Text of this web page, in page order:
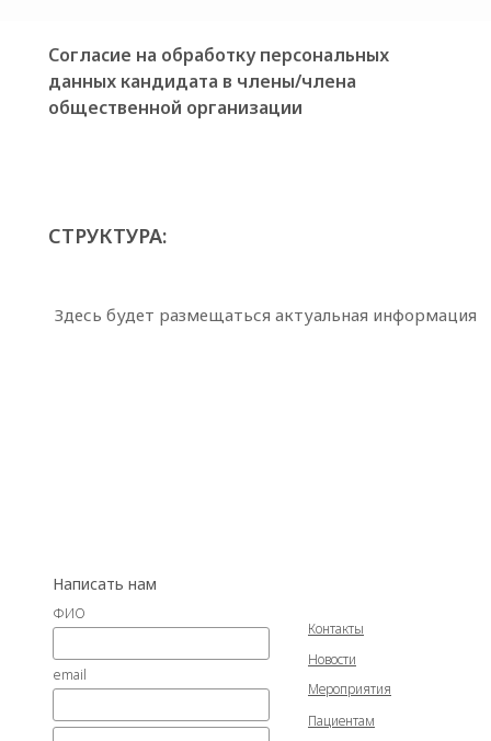
Согласие на обработку персональных
данных кандидата в члены/члена
общественной организации
СТРУКТУРА:
Здесь будет размещаться актуальная информация
ФИО
email
Написать нам
Контакты
Новости
Мероприятия
Пациентам